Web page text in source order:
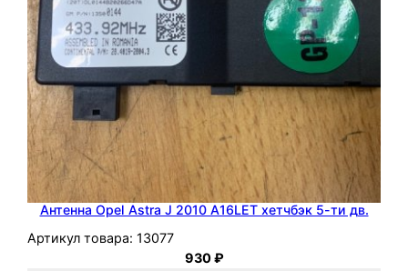
E
R
1
.
8
х
е
т
ч
э
Антенна Opel Astra J 2010 A16LET хетчбэк 5-ти дв.
Артикул товара: 13077
930₽